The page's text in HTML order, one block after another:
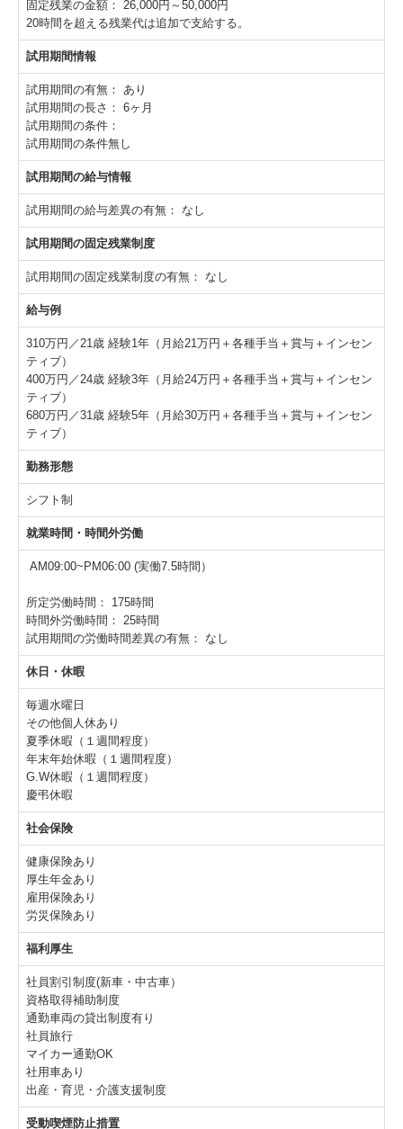
固定残業の金額： 26,000円～50,000円
20時間を超える残業代は追加で支給する。
試用期間情報
試用期間の有無： あり
試用期間の長さ： 6ヶ月
試用期間の条件：
試用期間の条件無し
試用期間の給与情報
試用期間の給与差異の有無： なし
試用期間の固定残業制度
試用期間の固定残業制度の有無： なし
給与例
310万円／21歳 経験1年（月給21万円＋各種手当＋賞与＋インセン
ティブ）
400万円／24歳 経験3年（月給24万円＋各種手当＋賞与＋インセン
ティブ）
680万円／31歳 経験5年（月給30万円＋各種手当＋賞与＋インセン
ティブ）
勤務形態
シフト制
就業時間・時間外労働
AM09:00~PM06:00 (実働7.5時間）
所定労働時間： 175時間
時間外労働時間： 25時間
試用期間の労働時間差異の有無： なし
休日・休暇
毎週水曜日
その他個人休あり
夏季休暇（１週間程度）
年末年始休暇（１週間程度）
G.W休暇（１週間程度）
慶弔休暇
社会保険
健康保険あり
厚生年金あり
雇用保険あり
労災保険あり
福利厚生
社員割引制度(新車・中古車）
資格取得補助制度
通勤車両の貸出制度有り
社員旅行
マイカー通勤OK
社用車あり
出産・育児・介護支援制度
受動喫煙防止措置